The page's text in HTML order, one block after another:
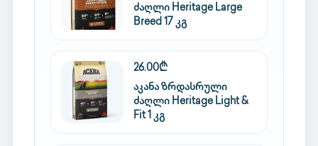
ძაღლი Heritage Large
Breed 17 კგ
26.00₾
აკანა ზრდასრული
ძაღლი Heritage Light &
Fit 1 კგ